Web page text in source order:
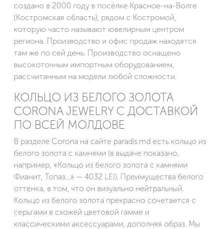
создано в 2000 году в посёлке Красное-на-Волге
(Костромская область), рядом с Костромой,
которую часто называют ювелирным центром
региона. Производство и офис продаж находятся
там же по сей день. Производство оснащено
высокоточным импортным оборудованием,
рассчитанным на модели любой сложности.
КОЛЬЦО ИЗ БЕЛОГО ЗОЛОТА
CORONA JEWELRY С ДОСТАВКОЙ
ПО ВСЕЙ МОЛДОВЕ
В разделе Corona на сайте paradis.md есть кольцо из
белого золота с камнями (в выдаче показано,
например, «Кольцо из белого золота с камнями
Фианит, Топаз…» — 4032 LEI). Преимущества белого
оттенка, в том, что он визуально нейтральный.
Кольцо из белого золота прекрасно сочетается с
серьгами в схожей цветовой гамме и
классическими аксессуарами, дополняя образ. Мы